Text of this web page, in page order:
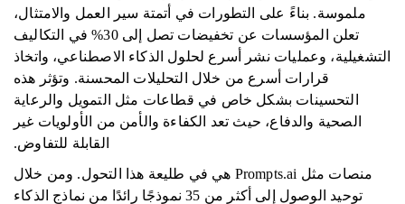
ملموسة. بناءً على التطورات في أتمتة سير العمل والامتثال،
تعلن المؤسسات عن تخفيضات تصل إلى 30% في التكاليف
التشغيلية، وعمليات نشر أسرع لحلول الذكاء الاصطناعي، واتخاذ
قرارات أسرع من خلال التحليلات المحسنة. وتؤثر هذه
التحسينات بشكل خاص في قطاعات مثل التمويل والرعاية
الصحية والدفاع، حيث تعد الكفاءة والأمن من الأولويات غير
القابلة للتفاوض.
منصات مثل Prompts.ai هي في طليعة هذا التحول. ومن خلال
توحيد الوصول إلى أكثر من 35 نموذجًا رائدًا من نماذج الذكاء